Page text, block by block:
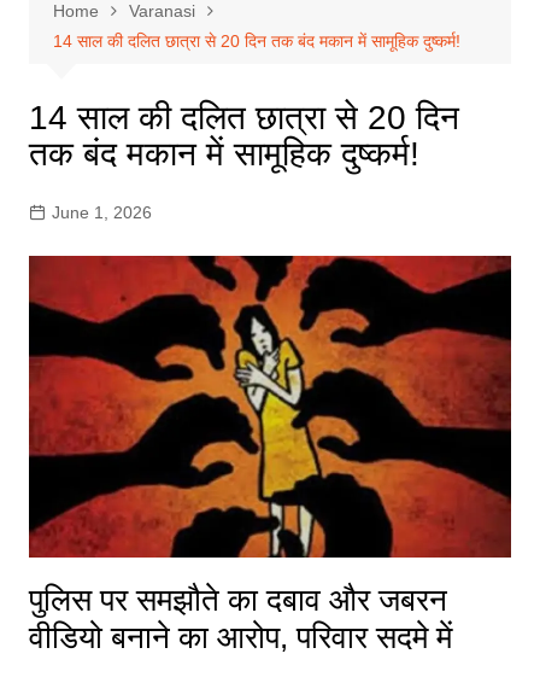
Home
Varanasi
14 साल की दलित छात्रा से 20 दिन तक बंद मकान में सामूहिक दुष्कर्म!
14 साल की दलित छात्रा से 20 दिन
तक बंद मकान में सामूहिक दुष्कर्म!
June 1, 2026
पुलिस पर समझौते का दबाव और जबरन
वीडियो बनाने का आरोप, परिवार सदमे में